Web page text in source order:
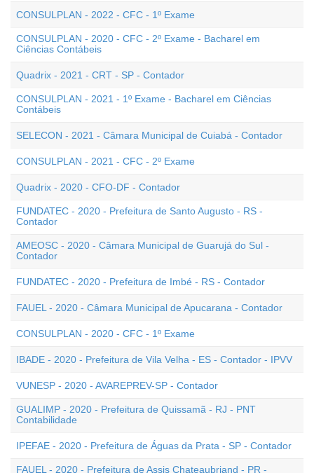
CONSULPLAN - 2022 - CFC - 1º Exame
CONSULPLAN - 2020 - CFC - 2º Exame - Bacharel em
Ciências Contábeis
Quadrix - 2021 - CRT - SP - Contador
CONSULPLAN - 2021 - 1º Exame - Bacharel em Ciências
Contábeis
SELECON - 2021 - Câmara Municipal de Cuiabá - Contador
CONSULPLAN - 2021 - CFC - 2º Exame
Quadrix - 2020 - CFO-DF - Contador
FUNDATEC - 2020 - Prefeitura de Santo Augusto - RS -
Contador
AMEOSC - 2020 - Câmara Municipal de Guarujá do Sul -
Contador
FUNDATEC - 2020 - Prefeitura de Imbé - RS - Contador
FAUEL - 2020 - Câmara Municipal de Apucarana - Contador
CONSULPLAN - 2020 - CFC - 1º Exame
IBADE - 2020 - Prefeitura de Vila Velha - ES - Contador - IPVV
VUNESP - 2020 - AVAREPREV-SP - Contador
GUALIMP - 2020 - Prefeitura de Quissamã - RJ - PNT
Contabilidade
IPEFAE - 2020 - Prefeitura de Águas da Prata - SP - Contador
FAUEL - 2020 - Prefeitura de Assis Chateaubriand - PR -